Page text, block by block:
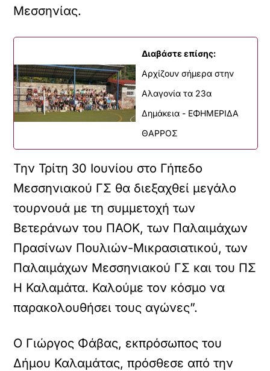
Μεσσηνίας.
Διαβάστε επίσης:
Αρχίζουν σήμερα στην
Αλαγονία τα 23α
Δημάκεια - ΕΦΗΜΕΡΙΔΑ
ΘΑΡΡΟΣ
Την Τρίτη 30 Ιουνίου στο Γήπεδο
Μεσσηνιακού ΓΣ θα διεξαχθεί μεγάλο
τουρνουά με τη συμμετοχή των
Βετεράνων του ΠΑΟΚ, των Παλαιμάχων
Πρασίνων Πουλιών-Μικρασιατικού, των
Παλαιμάχων Μεσσηνιακού ΓΣ και του ΠΣ
Η Καλαμάτα. Καλούμε τον κόσμο να
παρακολουθήσει τους αγώνες”.
Ο Γιώργος Φάβας, εκπρόσωπος του
Δήμου Καλαμάτας, πρόσθεσε από την